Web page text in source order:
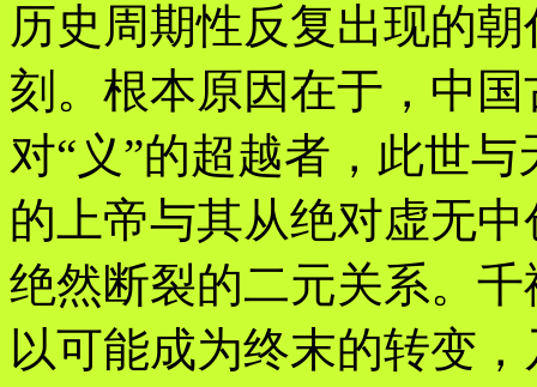
历史周期性反复出现的
刻。根本原因在于，中
对“义”的超越者，此世
的上帝与其从绝对虚无
绝然断裂的二元关系。
以可能成为终末的转变